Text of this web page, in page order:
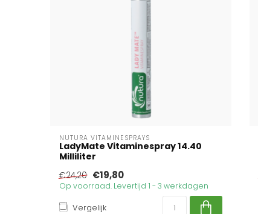
NUTURA VITAMINESPRAYS
LadyMate Vitaminespray 14.40
Milliliter
€24,20 €19,80
Op voorraad. Levertijd 1 - 3 werkdagen
Vergelijk